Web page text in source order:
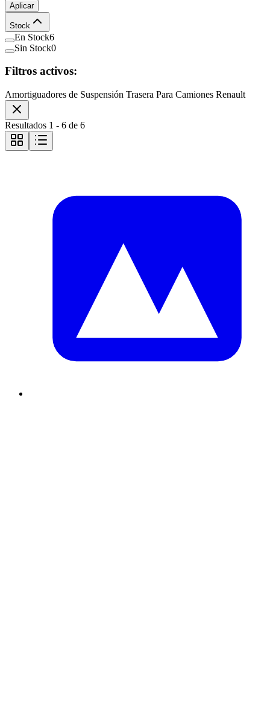
Aplicar
Stock
En Stock6
Sin Stock0
Filtros activos:
Amortiguadores de Suspensión Trasera Para Camiones Renault
Resultados 1 - 6 de 6